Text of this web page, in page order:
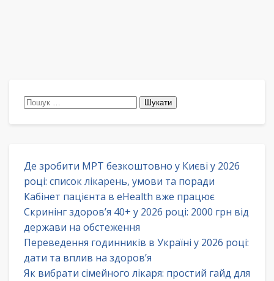
Пошук:
Де зробити МРТ безкоштовно у Києві у 2026
році: список лікарень, умови та поради
Кабінет пацієнта в eHealth вже працює
Скринінг здоров’я 40+ у 2026 році: 2000 грн від
держави на обстеження
Переведення годинників в Україні у 2026 році:
дати та вплив на здоров’я
Як вибрати сімейного лікаря: простий гайд для